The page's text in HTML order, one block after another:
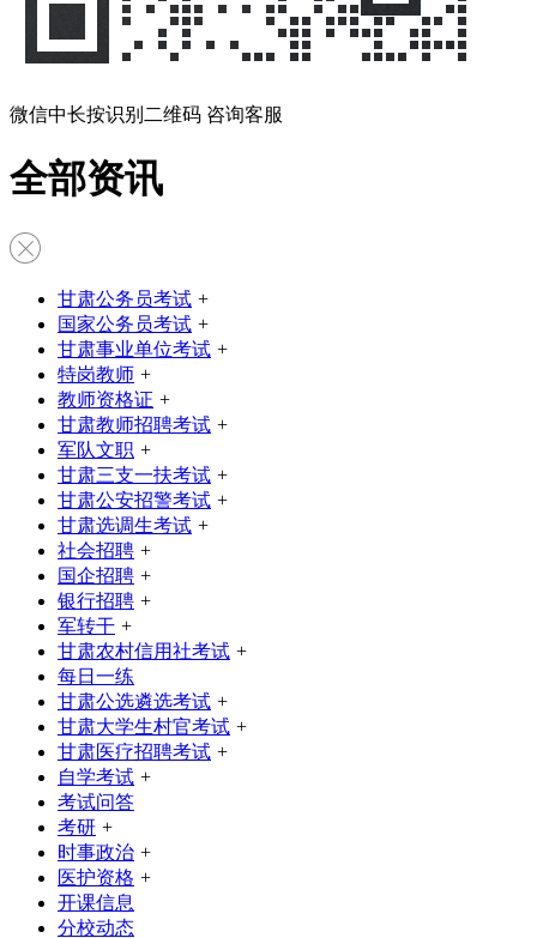
微信中长按识别二维码 咨询客服
全部资讯
甘肃公务员考试 +
国家公务员考试 +
甘肃事业单位考试 +
特岗教师 +
教师资格证 +
甘肃教师招聘考试 +
军队文职 +
甘肃三支一扶考试 +
甘肃公安招警考试 +
甘肃选调生考试 +
社会招聘 +
国企招聘 +
银行招聘 +
军转干 +
甘肃农村信用社考试 +
每日一练
甘肃公选遴选考试 +
甘肃大学生村官考试 +
甘肃医疗招聘考试 +
自学考试 +
考试问答
考研 +
时事政治 +
医护资格 +
开课信息
分校动态